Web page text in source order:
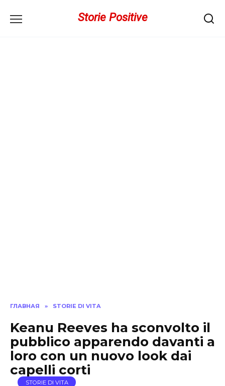
Storie Positive
ГЛАВНАЯ » STORIE DI VITA
Keanu Reeves ha sconvolto il
pubblico apparendo davanti a
loro con un nuovo look dai
capelli corti
STORIE DI VITA